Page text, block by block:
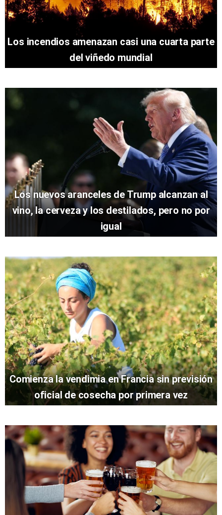
Los incendios amenazan casi una cuarta parte
del viñedo mundial
Los nuevos aranceles de Trump alcanzan al
vino, la cerveza y los destilados, pero no por
igual
Comienza la vendimia en Francia sin previsión
oficial de cosecha por primera vez